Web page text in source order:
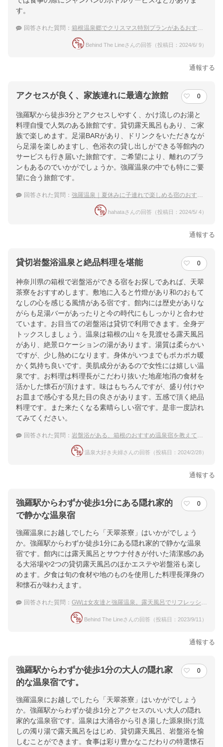
す。
回答された質問： 箱根温泉郷でクリスマス特別プランがあるおすすめの温泉宿は？
Behind The Lineさんの回答（投稿日：2024/6/ 9）
通報する
アクセスが良く、家族連れに最適な旅館 0
強羅駅から徒歩3分とアクセスしやすく、かけ流しのお湯と
料理自慢で人気のある旅館です。貸切露天風呂もあり、ご家
族で楽しめます。足湯BARがあり、ドリンクをいただきなが
ら足湯を楽しめますし、色浴衣の貸し出しができる等館内の
サービスも行き届いた旅館です。ご希望により、離れのプラ
ンもあるのでいかがでしょうか。強羅温泉の中でも特にご要
望に合う旅館です。
回答された質問： 強羅温泉｜夏休みに子連れで楽しめる宿のおすすめは？
hahataさんの回答（投稿日：2024/5/ 4）
通報する
貸切岩盤浴温泉と絶品料理を堪能 0
神奈川県の箱根で岩盤浴ができる宿をお探しであれば、天翠
茶寮をおすすめします。敷地に入ると竹燈があり和のおもて
なしの心を感じる風情がある宿です。館内には歴史がありな
がらも足湯バーがあったりと今の時代にもしっかりと合わせ
ています。お目当ての岩盤浴は貸切で利用できます。全身デ
トックスしましょう。温泉は箱根の山々を見渡せる露天風呂
があり、絶景ロケーションの湯があります。湯質は柔らかい
ですが、少し熱めになります。身体がいつまでもポカポカ暖
かく気持ち良いです。美肌成分があるので女性には嬉しい温
泉です。お料理は料理長がこだわり抜いた地産地消の食材を
活かした懐石が頂けます。味はもちろんですが、盛り付けや
お皿まで感心する見た目の良さがあります。五感で頂く絶品
料理です。また来たくなる素晴らしい宿です。是非一度訪れ
てみてください。
回答された質問： 岩盤浴がある、箱根のおすすめ温泉宿を教えてください
温泉大好き夫婦さんの回答（投稿日：2024/2/28）
通報する
強羅駅からわずか徒歩1分にある隠れ家的
で静かな温泉宿
0
強羅温泉にお越しでしたら「天翠茶寮」はいかがでしょう
か。強羅駅からわずか徒歩1分にある隠れ家的で静かな温泉
宿です。館内には露天風呂とサウナ付きが付いた清潔感のあ
る大浴場や2つの貸切露天風呂のほかエステや岩盤浴も楽し
めます。夕食は旬の食材や地のものを使用した料理長渾身の
和懐石が味わえます。
回答された質問： GWは女友達と強羅温泉。露天風呂でリフレッシュとデトックスしたい！
Behind The Lineさんの回答（投稿日：2023/9/11）
通報する
強羅駅からわずか徒歩1分の大人の隠れ家
的な温泉宿です。
0
強羅温泉にお越しでしたら「天翠茶寮」はいかがでしょう
か。強羅駅からわずか徒歩1分とアクセスのいい大人の隠れ
家的な温泉宿です。温泉は大涌谷から引き湯した源泉掛け流
しの濁り湯で露天風呂をはじめ、貸切露天風呂、岩盤浴を愉
しむことができます。食事は彩り豊かなこだわりの特選懐石